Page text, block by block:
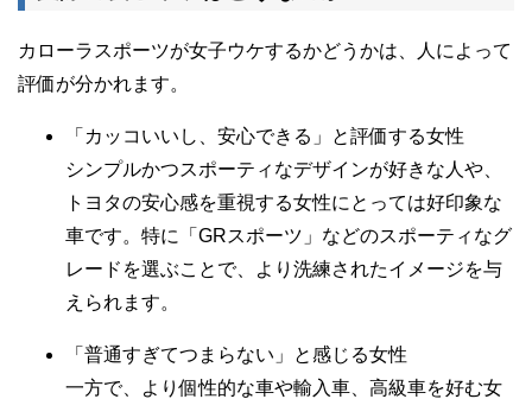
カローラスポーツが女子ウケするかどうかは、人によって
評価が分かれます。
「カッコいいし、安心できる」と評価する女性
シンプルかつスポーティなデザインが好きな人や、
トヨタの安心感を重視する女性にとっては好印象な
車です。特に「GRスポーツ」などのスポーティなグ
レードを選ぶことで、より洗練されたイメージを与
えられます。
「普通すぎてつまらない」と感じる女性
一方で、より個性的な車や輸入車、高級車を好む女